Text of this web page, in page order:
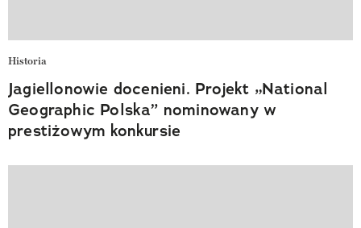
Historia
Jagiellonowie docenieni. Projekt „National
Geographic Polska” nominowany w
prestiżowym konkursie